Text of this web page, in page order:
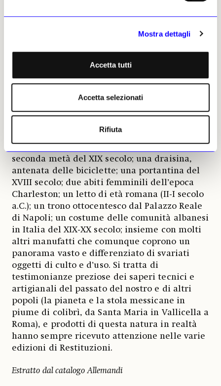
Mostra dettagli
Accetta tutti
Accetta selezionati
Rifiuta
perché sono le risposte che vi si offrono a
indirizzare le metodologie del restauro che
presupposti teorico-metodico-normativi in
base ai quali questa edizione 2025 di
Restituzioni presenta dopo il restauro,
Fra Galgario, opere come (e
vado elencando senza un ordine): due barche
seconda metà del XIX secolo; una draisina,
antenata delle biciclette; una portantina del
XVIII secolo; due abiti femminili dell’epoca
Charleston; un letto di età romana (II-I secolo
a.C.); un trono ottocentesco dal Palazzo Reale
di Napoli; un costume delle comunità albanesi
in Italia del XIX-XX secolo; insieme con molti
altri manufatti che comunque coprono un
panorama vasto e differenziato di svariati
oggetti di culto e d’uso. Si tratta di
testimonianze preziose dei saperi tecnici e
artigianali del passato del nostro e di altri
popoli (la pianeta e la stola messicane in
piume di colibrì, da Santa Maria in Vallicella a
Roma), e prodotti di questa natura in realtà
hanno sempre ricevuto attenzione nelle varie
edizioni di Restituzioni.
Estratto dal catalogo Allemandi